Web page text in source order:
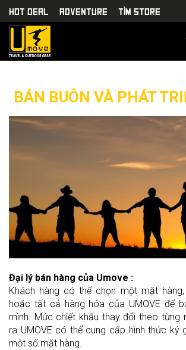
HOT DEAL Adventure TÌm Store
BÁN BUÔN VÀ PHÁT
Đại lý bán hàng của Umove :
Khách hàng có thể chọn một mặt
hoặc tất cả hàng hóa của UMOVE để
mình. Mức chiết khấu thay đổi theo từng
ra UMOVE có thể cung cấp hình thức ký
một số mặt hàng.